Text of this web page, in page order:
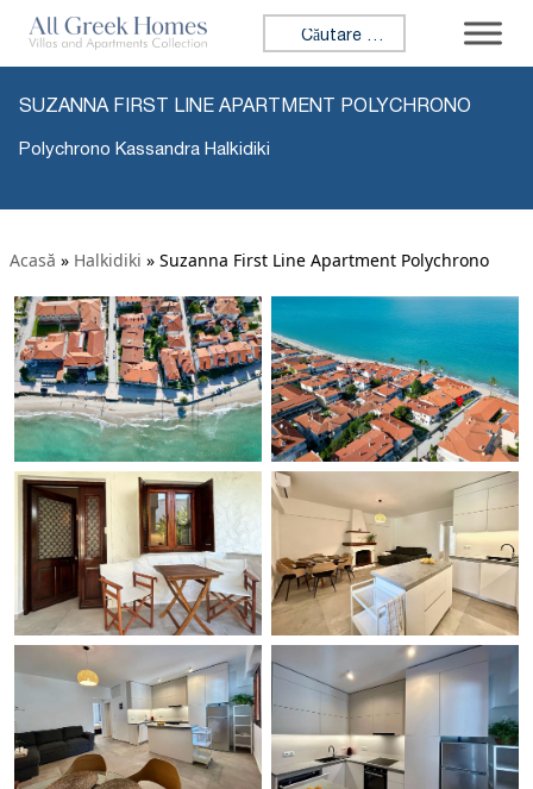
Caută:
SUZANNA FIRST LINE APARTMENT POLYCHRONO
Polychrono Kassandra Halkidiki
Acasă » Halkidiki » Suzanna First Line Apartment Polychrono